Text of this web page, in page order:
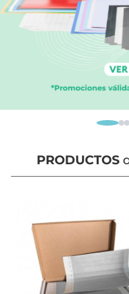
PRODUCTOS